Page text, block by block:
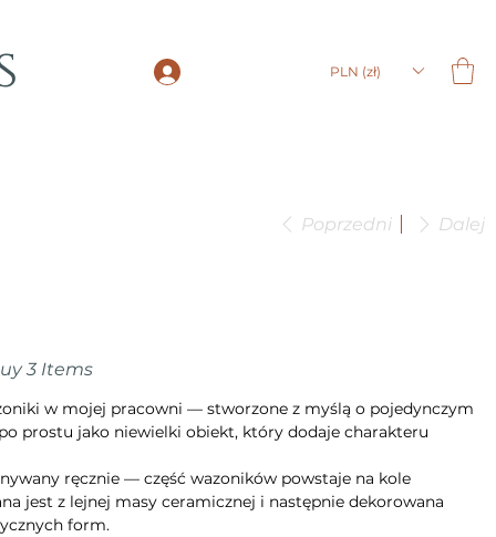
PLN (zł)
Poprzedni Dalej
3 Items
w mojej pracowni — stworzone z myślą o pojedynczym
prostu jako niewielki obiekt, który dodaje charakteru
ręcznie — część wazoników powstaje na kole
jest z lejnej masy ceramicznej i następnie dekorowana
form.